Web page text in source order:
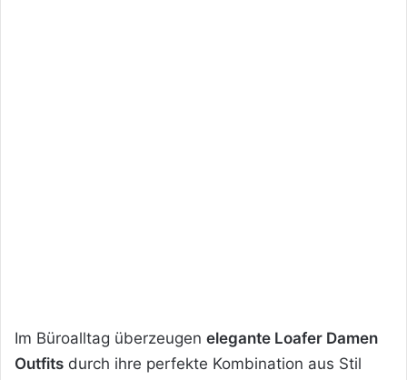
Im Büroalltag überzeugen elegante Loafer Damen
Outfits durch ihre perfekte Kombination aus Stil